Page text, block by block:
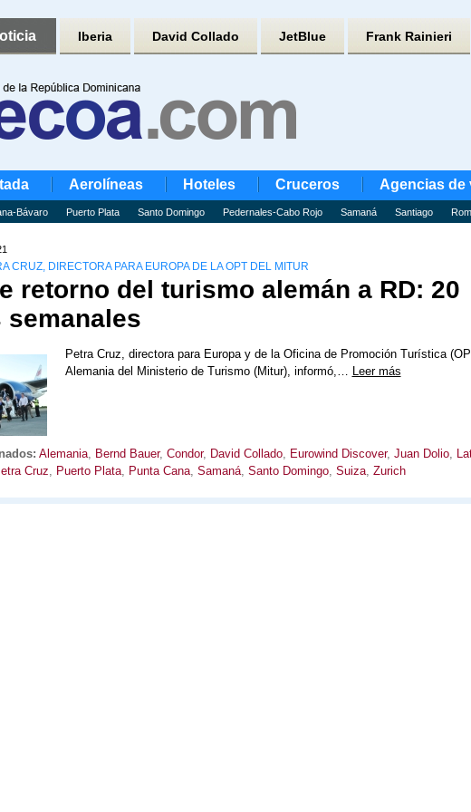
Iberia David Collado JetBlue Frank Rainieri
Aerolíneas Hoteles Cruceros Agencias de
Bávaro Puerto Plata Santo Domingo Pedernales-Cabo Rojo Samaná Santiago
CRUZ, DIRECTORA PARA EUROPA DE LA OPT DEL MITUR
retorno del turismo alemán a RD: 20
semanales
Petra Cruz, directora para Europa y de la Oficina de Promoción Turística
Alemania del Ministerio de Turismo (Mitur), informó,… Leer más
Alemania, Bernd Bauer, Condor, David Collado, Eurowind Discover, Juan Dolio,
Cruz, Puerto Plata, Punta Cana, Samaná, Santo Domingo, Suiza, Zurich